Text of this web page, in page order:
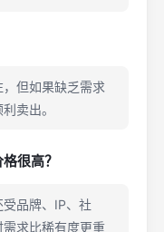
但如果缺乏需求
卖出。
很高？
品牌、IP、社
求比稀有度更重